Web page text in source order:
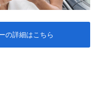
の詳細はこちら